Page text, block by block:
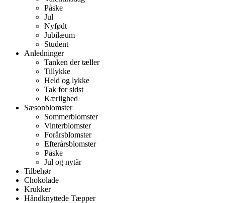
Påske
Jul
Nyfødt
Jubilæum
Student
Anledninger
Tanken der tæller
Tillykke
Held og lykke
Tak for sidst
Kærlighed
Sæsonblomster
Sommerblomster
Vinterblomster
Forårsblomster
Efterårsblomster
Påske
Jul og nytår
Tilbehør
Chokolade
Krukker
Håndknyttede Tæpper